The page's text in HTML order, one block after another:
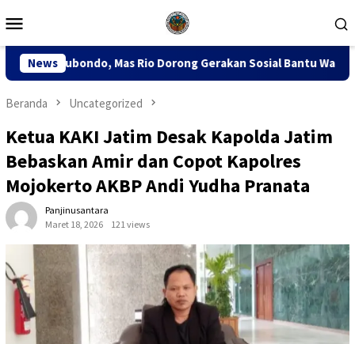
ke
Mobile
News
Dorong Gerakan Sosial Bantu Warga Miskin Sidang
Beranda Uncategorized
Ketua KAKI Jatim Desak Kapolda Jatim
Bebaskan Amir dan Copot Kapolres
Mojokerto AKBP Andi Yudha Pranata
Panjinusantara
Maret 18, 2026
121 views